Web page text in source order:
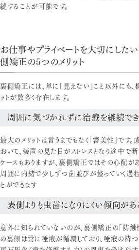
続することが可能です。
お仕事やプライベートを大切にした
側矯正の5つのメリット
裏側矯正には、単に「見えない」こと以外にも、
ットが数多く存在します。
周囲に気づかれずに治療を継続で
最大のメリットは言うまでもなく「審美性」です
おいて、装置の見た目がストレスとなり途中で断
ケースもありますが、裏側矯正ではその心配が
周囲に内緒で少しずつ歯並びが整っていく過
とができます
表側よりも虫歯になりにくい傾向があ
意外に知られていないのが、裏側矯正の「防蝕
の裏側は常に唾液が循環しており、唾液の持